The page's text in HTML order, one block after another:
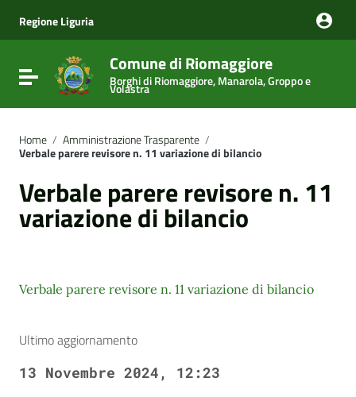
Vai al menu di navigazione
Vai al footer
Regione Liguria
Attiva / disattiva la navigazione
Comune di Riomaggiore
Borghi di Riomaggiore, Manarola, Groppo e
Volastra
Home / Amministrazione Trasparente /
Verbale parere revisore n. 11 variazione di bilancio
Verbale parere revisore n. 11
variazione di bilancio
Verbale parere revisore n. 11 variazione di bilancio
Ultimo aggiornamento
13 Novembre 2024, 12:23